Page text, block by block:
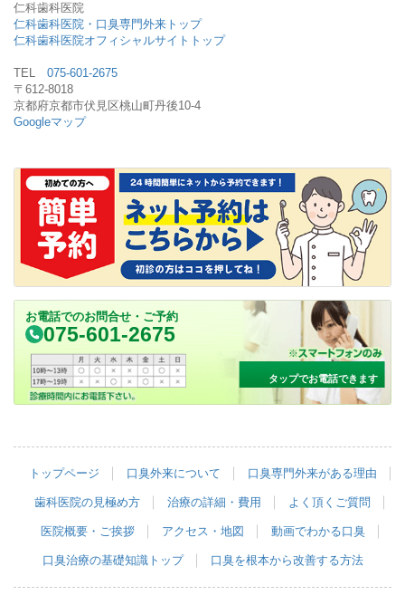
仁科歯科医院
仁科歯科医院・口臭専門外来トップ
仁科歯科医院オフィシャルサイトトップ
TEL 075-601-2675
〒612-8018
京都府京都市伏見区桃山町丹後10-4
Googleマップ
お電話でのお問合せ・ご予約
075-601-2675
タップでお電話できます
トップページ 口臭外来について 口臭専門外来がある理由
歯科医院の見極め方 治療の詳細・費用 よく頂くご質問
医院概要・ご挨拶 アクセス・地図 動画でわかる口臭
口臭治療の基礎知識トップ 口臭を根本から改善する方法